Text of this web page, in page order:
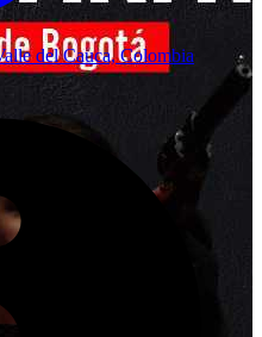
del Cauca, Colombia